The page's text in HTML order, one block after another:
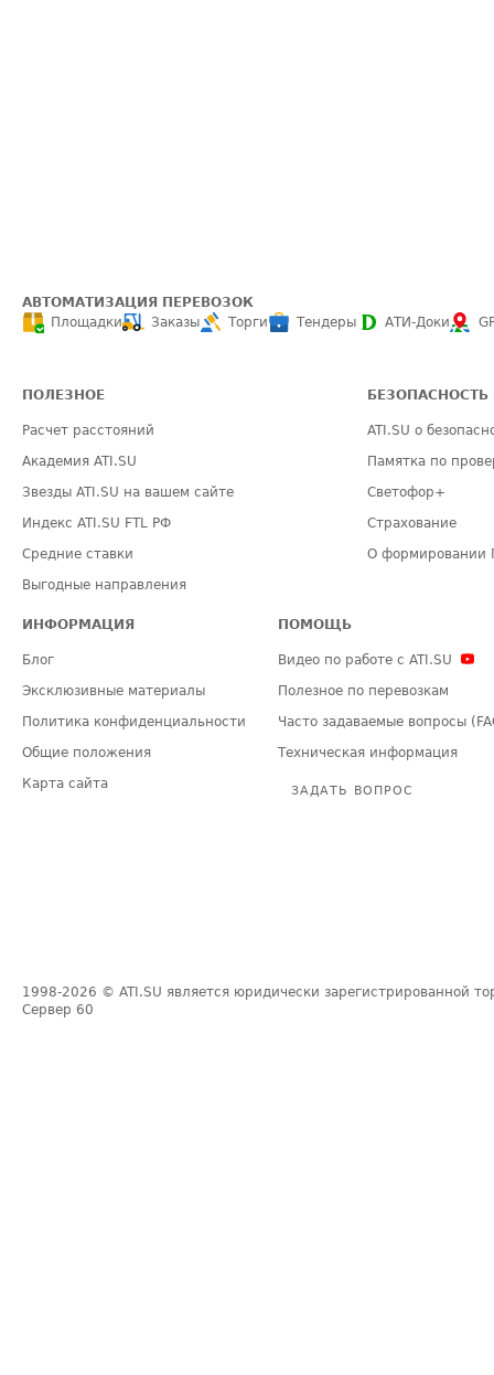
АВТОМАТИЗАЦИЯ ПЕРЕВОЗОК
Площадки
Заказы Торги Тендеры АТИ-Доки
ПОЛЕЗНОЕ
Расчет расстояний
Академия ATI.SU
Звезды ATI.SU на вашем сайте
Индекс ATI.SU FTL РФ
Средние ставки
Выгодные направления
БЕЗОПАСНОСТЬ
ATI.SU о
Памятка по
Светофор+
Страхование
О формировании
ИНФОРМАЦИЯ
Блог
Эксклюзивные материалы
Политика конфиденциальности
Общие положения
Карта сайта
ПОМОЩЬ
Видео по работе с ATI.SU
Полезное по перевозкам
Часто задаваемые вопросы
Техническая информация
ЗАДАТЬ ВОПРОС
1998-2026 © ATI.SU является юридически зарегистрированной
Сервер 60